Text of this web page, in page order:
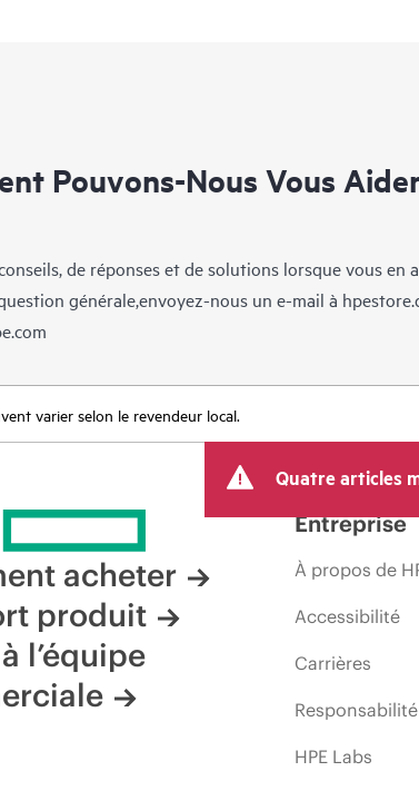
Pouvons-Nous Vous
de réponses et de solutions lorsque vous en
générale,envoyez-nous un e-mail à
varier selon le revendeur local.
Quatre articles
acheter
produit
l’équipe
Entreprise
À propos de
Accessibilité
Carrières
HPE Labs